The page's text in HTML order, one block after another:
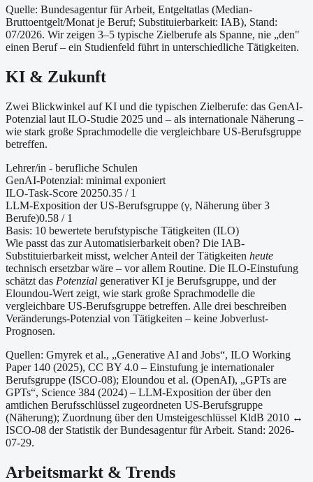
Quelle: Bundesagentur für Arbeit, Entgeltatlas (Median-
Bruttoentgelt/Monat je Beruf; Substituierbarkeit: IAB), Stand:
07/2026. Wir zeigen 3–5 typische Zielberufe als Spanne, nie „den"
einen Beruf – ein Studienfeld führt in unterschiedliche Tätigkeiten.
KI & Zukunft
Zwei Blickwinkel auf KI und die typischen Zielberufe: das GenAI-
Potenzial laut ILO-Studie 2025 und – als internationale Näherung –
wie stark große Sprachmodelle die vergleichbare US-Berufsgruppe
betreffen.
Lehrer/in - berufliche Schulen
GenAI-Potenzial: minimal exponiert
ILO-Task-Score 20250.35 / 1
LLM-Exposition der US-Berufsgruppe (γ, Näherung über 3
Berufe)0.58 / 1
Basis: 10 bewertete berufstypische Tätigkeiten (ILO)
Wie passt das zur Automatisierbarkeit oben? Die IAB-
Substituierbarkeit misst, welcher Anteil der Tätigkeiten heute
technisch ersetzbar wäre – vor allem Routine. Die ILO-Einstufung
schätzt das Potenzial generativer KI je Berufsgruppe, und der
Eloundou-Wert zeigt, wie stark große Sprachmodelle die
vergleichbare US-Berufsgruppe betreffen. Alle drei beschreiben
Veränderungs-Potenzial von Tätigkeiten – keine Jobverlust-
Prognosen.
Quellen: Gmyrek et al., „Generative AI and Jobs“, ILO Working
Paper 140 (2025), CC BY 4.0 – Einstufung je internationaler
Berufsgruppe (ISCO-08); Eloundou et al. (OpenAI), „GPTs are
GPTs“, Science 384 (2024) – LLM-Exposition der über den
amtlichen Berufsschlüssel zugeordneten US-Berufsgruppe
(Näherung); Zuordnung über den Umsteigeschlüssel KldB 2010 ↔
ISCO-08 der Statistik der Bundesagentur für Arbeit. Stand: 2026-
07-29.
Arbeitsmarkt & Trends